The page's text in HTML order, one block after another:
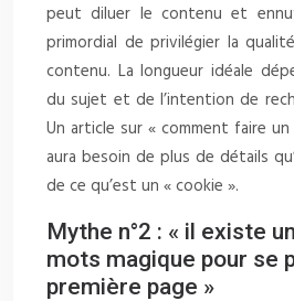
peut diluer le contenu et
primordial de privilégier la
contenu. La longueur idéale
du sujet et de l’intention de
Un article sur « comment faire
aura besoin de plus de détails
de ce qu’est un « cookie ».
Mythe n°2 : « il existe
mots magique pour se
première page »